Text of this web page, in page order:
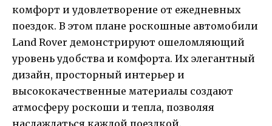
комфорт и удовлетворение от ежедневных
поездок. В этом плане роскошные автомобили
Land Rover демонстрируют ошеломляющий
уровень удобства и комфорта. Их элегантный
дизайн, просторный интерьер и
высококачественные материалы создают
атмосферу роскоши и тепла, позволяя
наслаждаться каждой поездкой.